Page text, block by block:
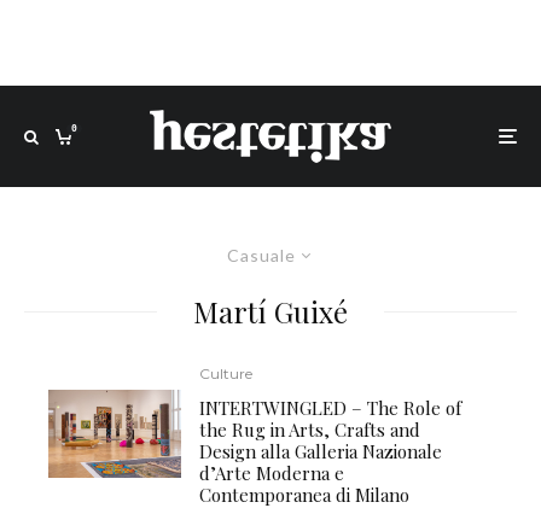
0
Casuale
Martí Guixé
Culture
INTERTWINGLED – The Role of
the Rug in Arts, Crafts and
Design alla Galleria Nazionale
d’Arte Moderna e
Contemporanea di Milano